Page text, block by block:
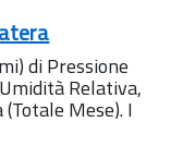
di Pressione
Relativa,
Mese). I